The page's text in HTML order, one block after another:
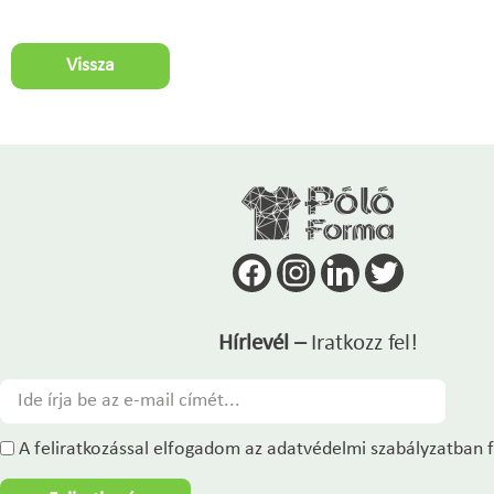
Vissza
Hírlevél –Iratkozz fel!
A feliratkozással elfogadom az adatvédelmi szabályzatban